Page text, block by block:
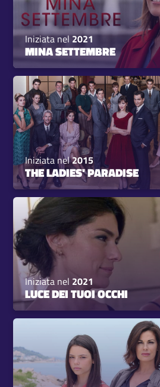
Iniziata nel2021
MINA SETTEMBRE
Iniziata nel2015
THE LADIES' PARADISE
Iniziata nel 2021
LUCE DEI TUOI OCCHI